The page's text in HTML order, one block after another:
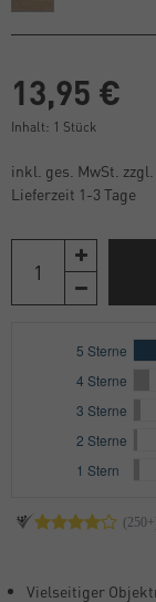
13,95 €
Inhalt: 1 Stück
inkl. ges. MwSt. zzgl.
Lieferzeit 1-3 Tage
Vielseitiger